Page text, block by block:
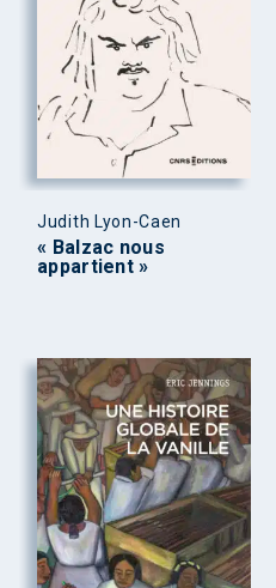
Judith Lyon-Caen
« Balzac nous
appartient »